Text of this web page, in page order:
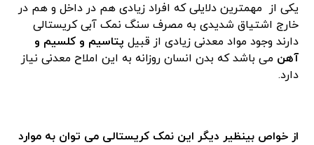
یکی از مهمترین دلایلی که افراد زیادی هم در داخل و هم در
خارج اشتیاق شدیدی به مصرف سنگ نمک آبی کریستالی
دارند وجود مواد معدنی زیادی از قبیل پتاسیم و کلسیم و
آهن می باشد که بدن انسان روزانه به این املاح معدنی نیاز
دارد.
از خواص بینظیر دیگر این نمک کریستالی می توان به موارد